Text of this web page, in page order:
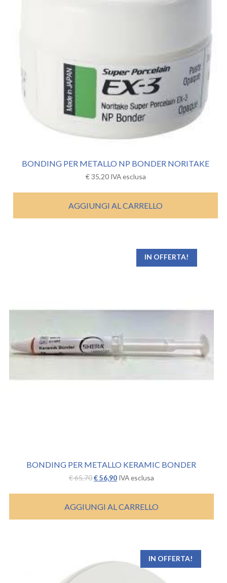
BONDING PER METALLO NP BONDER NORITAKE
€35,20 IVA esclusa
AGGIUNGI AL CARRELLO
IN OFFERTA!
BONDING PER METALLO KERAMIC BONDER
€65,70Il
originale
era:
€ 65,70.
€56,90Il
attuale
è:
€ 56,90.
IVA esclusa
AGGIUNGI AL CARRELLO
IN OFFERTA!